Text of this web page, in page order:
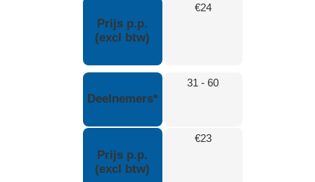
Prijs p.p.
(excl btw)
€24
Deelnemers*
31 - 60
Prijs p.p.
(excl btw)
€23